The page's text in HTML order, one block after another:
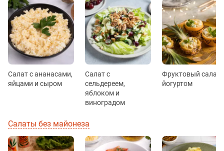
Салат с ананасами,
яйцами и сыром
Салат с
сельдереем,
яблоком и
виноградом
Фруктовый салат
йогуртом
Салаты без майонеза